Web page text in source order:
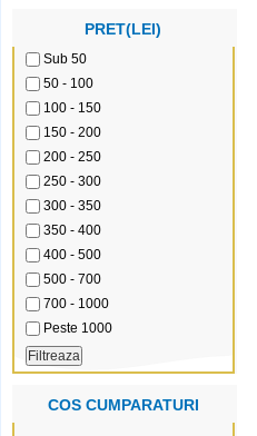
PRET(LEI)
Sub 50
50 - 100
100 - 150
150 - 200
200 - 250
250 - 300
300 - 350
350 - 400
400 - 500
500 - 700
700 - 1000
Peste 1000
COS CUMPARATURI